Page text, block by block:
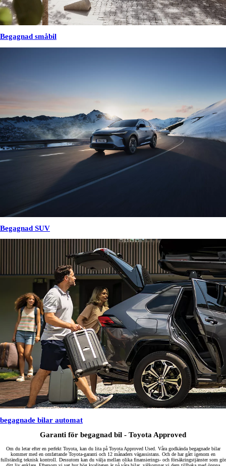
Begagnad småbil
Begagnad SUV
begagnade bilar automat
Garanti för begagnad bil - Toyota Approved
Om du letar efter en perfekt Toyota, kan du lita på Toyota Approved Used. Våra godkända begagnade bilar
kommer med en omfattande Toyota-garanti och 12 månaders vägassistans. Och de har gått igenom en
fullständig teknisk kontroll. Dessutom kan du välja mellan olika finansierings- och försäkringstjänster som gör